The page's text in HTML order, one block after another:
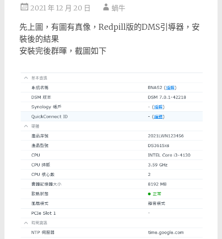
2021 年 12 月 20 日 蝸牛
先上圖，有圖有真像，Redpill版的DMS引導器，安
裝後的結果
安裝完後群暉，截圖如下